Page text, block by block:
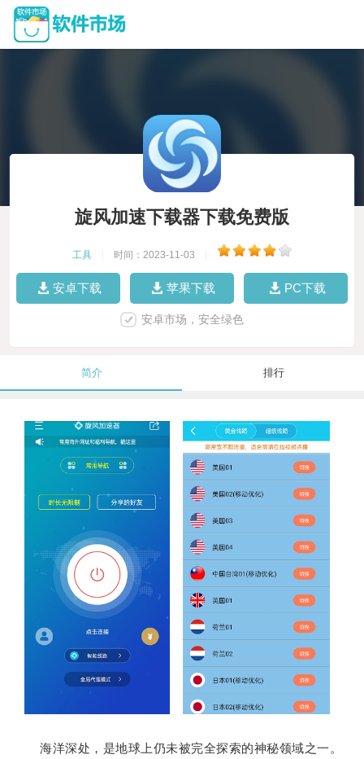
旋风加速下载器下载免费版
工具 时间：2023-11-03
安卓下载 苹果下载 PC下载
安卓市场，安全绿色
简介 排行
海洋深处，是地球上仍未被完全探索的神秘领域之一。